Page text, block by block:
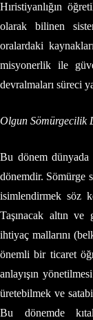
Hıristiyanlığın
olarak bilinen
oralardaki
misyonerlik ile
devralmaları süreci
Olgun Sömürgecilik
Bu dönem dünyada
dönemdir. Sömürge
isimlendirmek söz
Taşınacak altın ve
ihtiyaç mallarını
önemli bir ticaret
anlayışın
üretebilmek ve
Bu dönemde